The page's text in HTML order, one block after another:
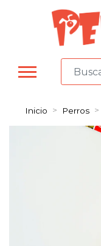
Inicio Perros